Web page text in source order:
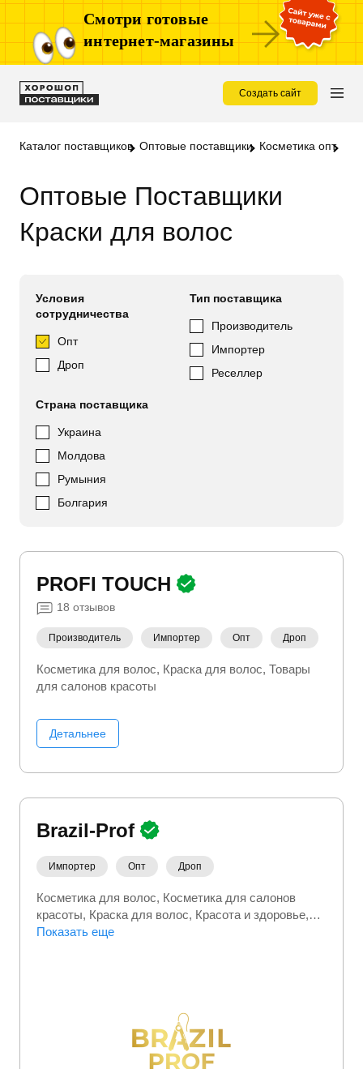
Смотри готовые
интернет-магазины
Создать сайт
Каталог поставщиков Оптовые поставщики Косметика опт
Оптовые Поставщики
Краски для волос
Условия
сотрудничества
Опт
Дроп
Тип поставщика
Производитель
Импортер
Реселлер
Страна поставщика
Украина
Молдова
Румыния
Болгария
PROFI TOUCH
18 отзывов
Производитель Импортер Опт Дроп
Косметика для волос Краска для волос Товары
для салонов красоты
Детальнее
Brazil-Prof
Импортер Опт Дроп
Косметика для волос Косметика для салонов
красоты Краска для волос Красота и здоровье
Парикмахерские инструменты
Показать еще